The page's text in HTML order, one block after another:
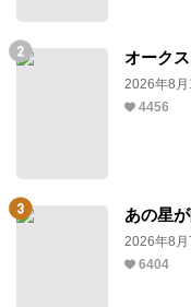
オーク
2026年8月
4456
あの星
2026年8月
6404